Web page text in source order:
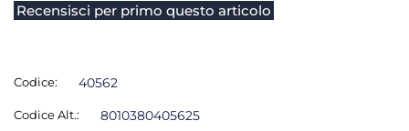
Recensisci per primo questo articolo
Codice: 40562
Codice Alt.: 8010380405625